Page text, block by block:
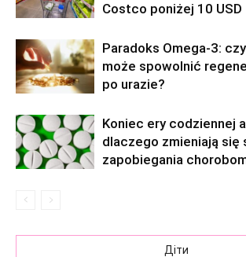
Costco poniżej 10 USD
Paradoks Omega-3:
może spowolnić
po urazie?
Koniec ery codziennej
dlaczego zmieniają się
zapobiegania
Діти